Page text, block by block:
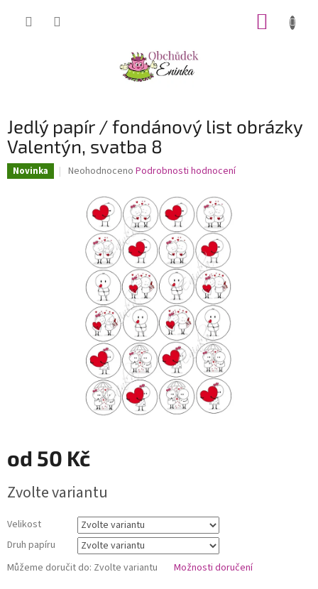
Jedlý papír / fondánový list obrázky
Valentýn, svatba 8
Novinka
Průměrné
produktu
hvězdiček.
Neohodnoceno Podrobnosti hodnocení
od 50 Kč
cena:
Zvolte variantu
Velikost
Druh papíru
Můžeme doručit do: Zvolte variantu Možnosti doručení